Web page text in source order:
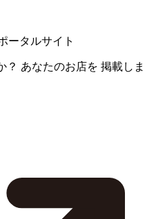
ータルサイト
？ あなたのお店を 掲載しま